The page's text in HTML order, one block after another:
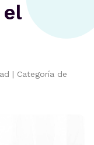
| Categoría de